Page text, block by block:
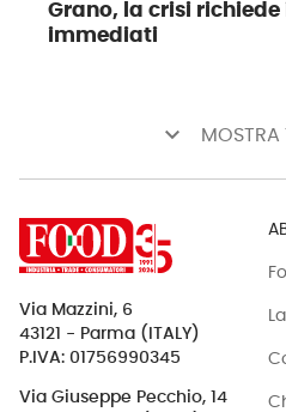
Grano, la crisi
immediati
keyboard_arrow_down MOSTRA
Via Mazzini, 6
43121 - Parma (ITALY)
P.IVA: 01756990345
Via Giuseppe Pecchio, 14